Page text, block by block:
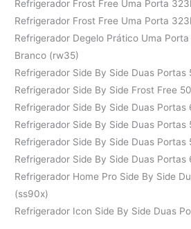
Refrigerador Frost Free Uma Porta
Refrigerador Frost Free Uma Porta
Refrigerador Degelo Prático Uma
Branco (rw35)
Refrigerador Side By Side Duas Portas
Refrigerador Side By Side Frost Free
Refrigerador Side By Side Duas Portas
Refrigerador Side By Side Duas
Refrigerador Side By Side Duas
Refrigerador Side By Side Duas Portas
Refrigerador Home Pro Side By Side
(ss90x)
Refrigerador Icon Side By Side Duas